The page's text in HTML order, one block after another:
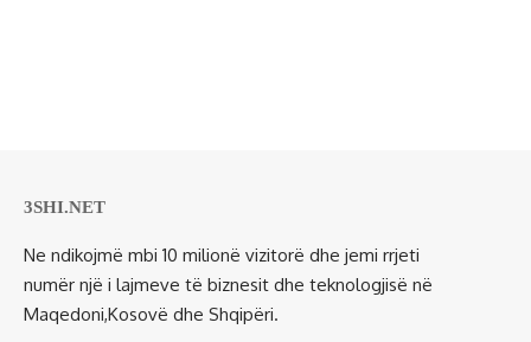
3SHI.NET
Ne ndikojmë mbi 10 milionë vizitorë dhe jemi rrjeti
numër një i lajmeve të biznesit dhe teknologjisë në
Maqedoni,Kosovë dhe Shqipëri.